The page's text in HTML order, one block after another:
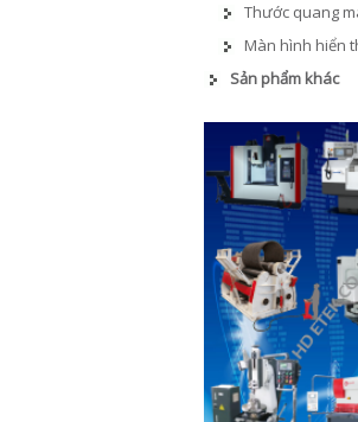
Thước quang
Màn hình hiển
Sản phẩm khác